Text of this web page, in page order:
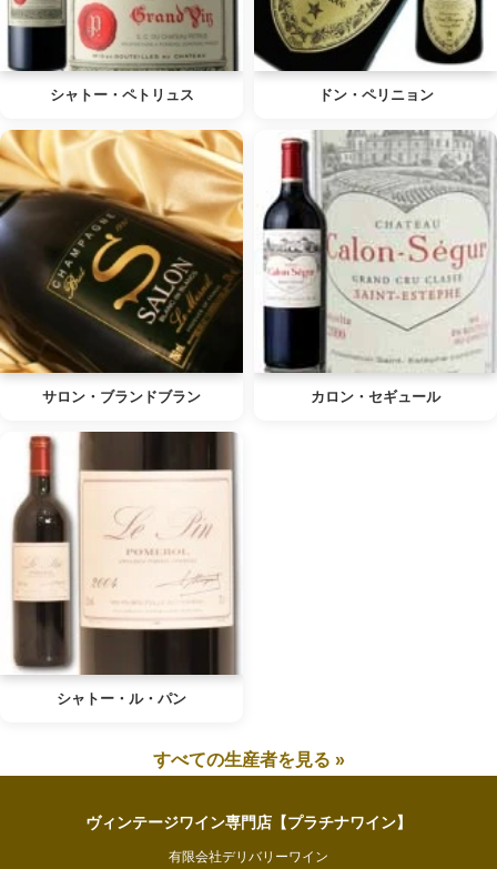
シャトー・ペトリュス ドン・ペリニョン
サロン・ブランドブラン カロン・セギュール
シャトー・ル・パン
すべての生産者を見る »
ヴィンテージワイン専門店【プラチナワイン】
有限会社デリバリーワイン